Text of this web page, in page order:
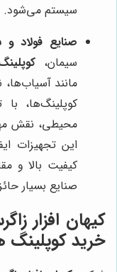
سیستم می‌شود.
صنایع فولاد و
سیمان،
مانند
کوپلینگ‌ها،
محیطی، نقش
این تجهیزات
کیفیت بالا و
صنایع بسیار
کیهان افزار
خرید کوپلینگ